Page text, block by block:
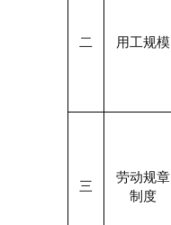
二 用工规模
三
劳动规章
制度